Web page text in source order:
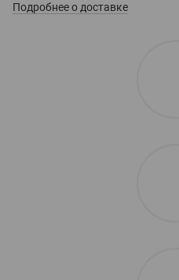
Подробнее о доставке